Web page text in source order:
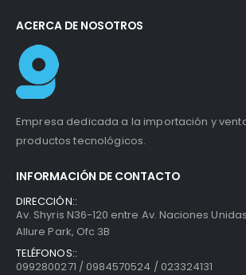
ACERCA DE NOSOTROS
Empresa dedicada a la importación y
productos tecnológicos.
INFORMACIÓN DE CONTACTO
DIRECCIÓN::
Av. Shyris N36-120 entre Av. Naciones
Allure Park, Ofc 3B
TELÉFONOS::
0992800271 / 0984570524 / 023324131